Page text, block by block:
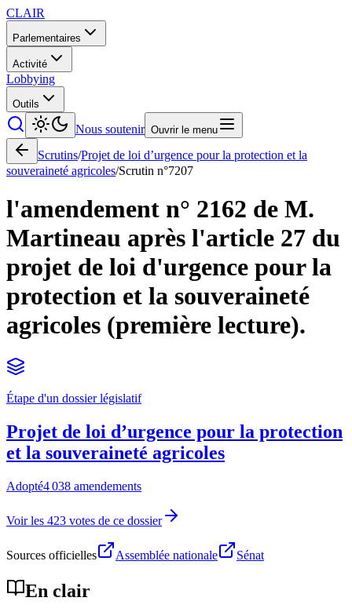
CLAIR
Parlementaires
Activité
Lobbying
Outils
Nous soutenir Ouvrir le menu
Scrutins/Projet de loi d’urgence pour la protection et la
souveraineté agricoles/Scrutin n°7207
l'amendement n° 2162 de M.
Martineau après l'article 27 du
projet de loi d'urgence pour la
protection et la souveraineté
agricoles (première lecture).
Étape d'un dossier législatif
Projet de loi d’urgence pour la protection
et la souveraineté agricoles
Adopté4 038 amendements
Voir les 423 votes de ce dossier
Sources officielles Assemblée nationale Sénat
En clair